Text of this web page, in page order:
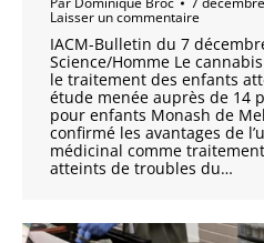
Laisser un commentaire
IACM-Bulletin du 7
Science/Homme Le
le traitement des enfants
étude menée auprès de 14
pour enfants Monash de
confirmé les avantages de
médicinal comme
atteints de troubles du…